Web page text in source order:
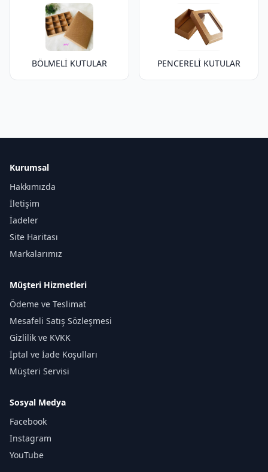
BÖLMELİ KUTULAR PENCERELİ KUTULAR
Kurumsal
Hakkımızda
İletişim
İadeler
Site Haritası
Markalarımız
Müşteri Hizmetleri
Ödeme ve Teslimat
Mesafeli Satış Sözleşmesi
Gizlilik ve KVKK
İptal ve İade Koşulları
Müşteri Servisi
Sosyal Medya
Facebook
Instagram
YouTube